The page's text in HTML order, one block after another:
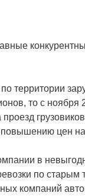
территории
то с ноября
цен на
в
по
компаний